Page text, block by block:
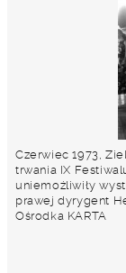
Czerwiec 1973,
trwania IX
uniemożliwiły
prawej dyrygent
Ośrodka KARTA